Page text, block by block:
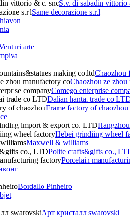
S.v. di sabadin vittorio
Same decorazione s.r.l
arte
Chaozhou
Chaozhou ze zhou
Comego enterprise
Dalian hantai trade co
Frame factory of chaozhou
Hebei grindiing wheel
Maxwell & williams
Polite crafts&gifts co.,
Porcelain
Bordallo Pinheiro
Арт кристалл swarovski